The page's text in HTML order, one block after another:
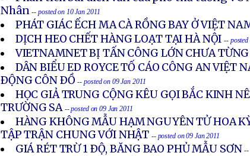
Nhân -- posted on 10 Jan 2011
PHÁT GIÁC ẾCH MA CÀ RỒNG BAY Ở VIỆT
DỊCH HEO CHẾT HÀNG LOẠT TẠI HÀ NỘI -- posted
VIETNAMNET BỊ TẤN CÔNG LỚN CHƯA TỪNG
DÂN BIỂU ED ROYCE TỐ CÁO CÔNG AN VIỆT
ÐỘNG CÔN ÐỒ -- posted on 09 Jan 2011
HỌC GIẢ TRUNG CỘNG KÊU GỌI BẮC KINH
TRƯỜNG SA -- posted on 09 Jan 2011
HÀNG KHÔNG MẪU HẠM NGUYÊN TỬ HOA
TẬP TRẬN CHUNG VỚI NHẬT-- posted on 09 Jan 2011
GIÁ RÉT TRỪ 1 ÐỘ, BĂNG BAO PHỦ MẪU SƠN--